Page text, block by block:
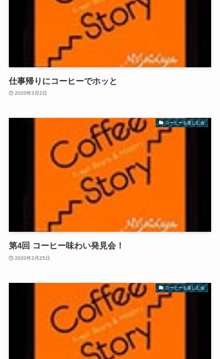
仕事帰りにコーヒーでホッと
2020年3月2日
コーヒーを楽しむ会
第4回 コーヒー味わい発見会！
2020年2月25日
コーヒーを楽しむ会